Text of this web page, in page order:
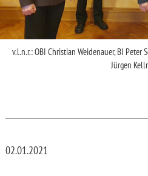
v.l.n.r.: OBI Christian Weidenauer, BI Peter
Jürgen
02.01.2021